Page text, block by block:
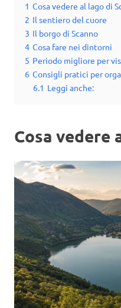
1 Cosa vedere al lago di
2 Il sentiero del cuore
3 Il borgo di Scanno
4 Cosa fare nei dintorni
5 Periodo migliore per
6 Consigli pratici per
6.1 Leggi anche:
Cosa vedere